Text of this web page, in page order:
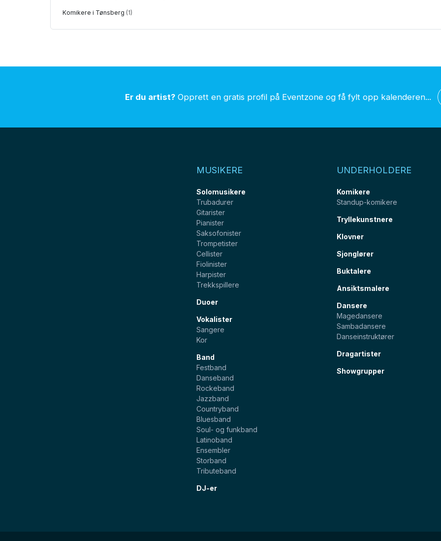
Komikere i Tønsberg (1)
Er du artist? Opprett en gratis profil på Eventzone og få fylt opp kalenderen...
MUSIKERE
Solomusikere
Trubadurer
Gitarister
Pianister
Saksofonister
Trompetister
Cellister
Fiolinister
Harpister
Trekkspillere
Duoer
Vokalister
Sangere
Kor
Band
Festband
Danseband
Rockeband
Jazzband
Countryband
Bluesband
Soul- og funkband
Latinoband
Ensembler
Storband
Tributeband
DJ-er
UNDERHOLDERE
Komikere
Standup-komikere
Tryllekunstnere
Klovner
Sjonglører
Buktalere
Ansiktsmalere
Dansere
Magedansere
Sambadansere
Danseinstruktører
Dragartister
Showgrupper